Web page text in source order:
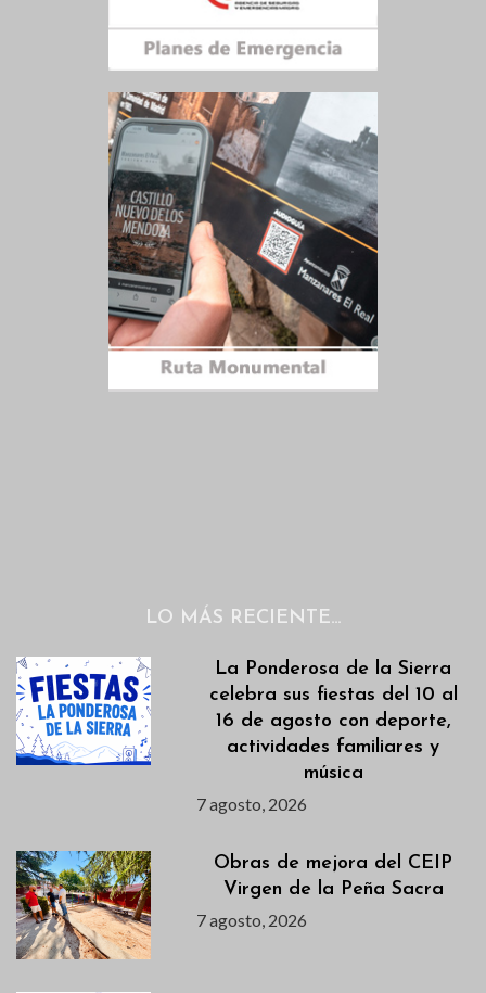
LO MÁS RECIENTE…
La Ponderosa de la Sierra
celebra sus fiestas del 10 al
16 de agosto con deporte,
actividades familiares y
música
7 agosto, 2026
Obras de mejora del CEIP
Virgen de la Peña Sacra
7 agosto, 2026